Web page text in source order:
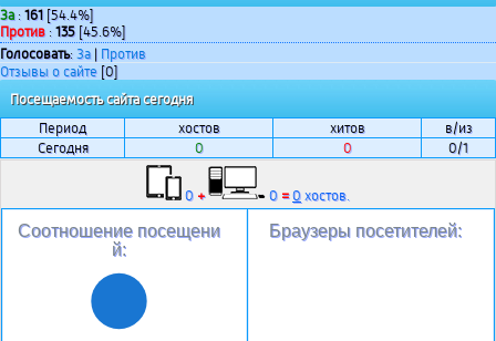
За: 161 [54.4%]
Против : 135 [45.6%]
Голосовать: За | Против
Отзывы о сайте [0]
Посещаемость сайта сегодня
Период
хостов хитов
в/из
Сегодня
0 0 0/1
0 + 0 = 0 хостов.
Соотношение посещени
й:
Браузеры посетителей: